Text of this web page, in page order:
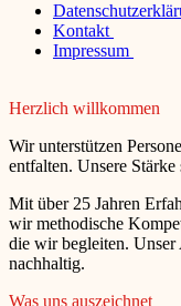
Kontakt
Impressum
Herzlich willkommen
Wir unterstützen
entfalten. Unsere Stärke
Mit über 25 Jahren
wir methodische
die wir begleiten.
nachhaltig.
Was uns auszeichnet